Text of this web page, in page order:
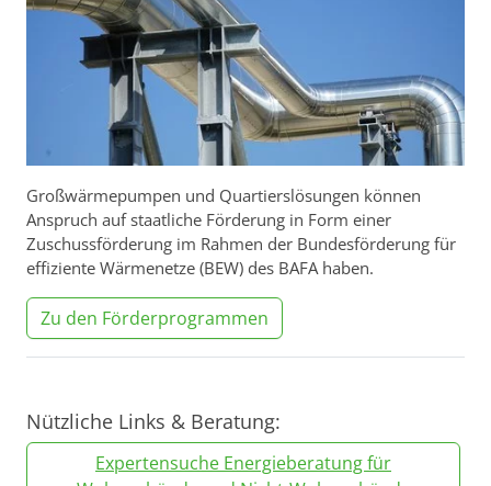
Großwärmepumpen und Quartierslösungen können
Anspruch auf staatliche Förderung in Form einer
Zuschussförderung im Rahmen der Bundesförderung für
effiziente Wärmenetze (BEW) des BAFA haben.
Zu den Förderprogrammen
Nützliche Links & Beratung:
Expertensuche Energieberatung für